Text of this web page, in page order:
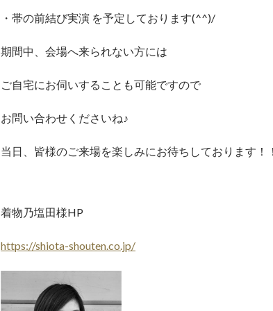
・帯の前結び実演 を予定しております(^^)/
期間中、会場へ来られない方には
ご自宅にお伺いすることも可能ですので
お問い合わせくださいね♪
当日、皆様のご来場を楽しみにお待ちしております！
着物乃塩田様HP
https://shiota-shouten.co.jp/